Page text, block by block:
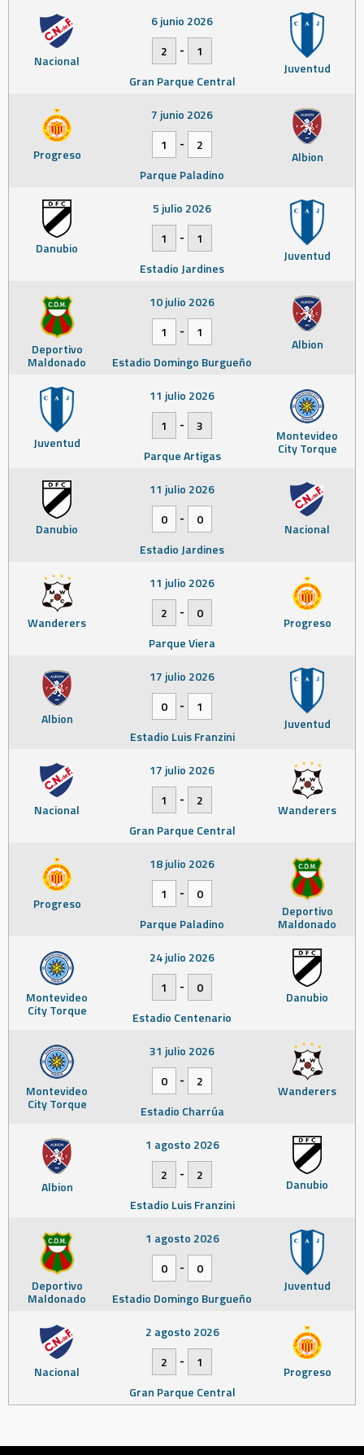
Nacional Juventud
6 junio 2026
2
-
1
Gran Parque Central
Progreso Albion
7 junio 2026
1
-
2
Parque Paladino
Danubio Juventud
5 julio 2026
1
-
1
Estadio Jardines
Deportivo
Maldonado
Albion
10 julio 2026
1
-
1
Estadio Domingo Burgueño
Juventud Montevideo
City Torque
11 julio 2026
1
-
3
Parque Artigas
Danubio Nacional
11 julio 2026
0
-
0
Estadio Jardines
Wanderers Progreso
11 julio 2026
2
-
0
Parque Viera
Albion Juventud
17 julio 2026
0
-
1
Estadio Luis Franzini
Nacional Wanderers
17 julio 2026
1
-
2
Gran Parque Central
Progreso Deportivo
Maldonado
18 julio 2026
1
-
0
Parque Paladino
Montevideo
City Torque
Danubio
24 julio 2026
1
-
0
Estadio Centenario
Montevideo
City Torque
Wanderers
31 julio 2026
0
-
2
Estadio Charrúa
Albion Danubio
1 agosto 2026
2
-
2
Estadio Luis Franzini
Deportivo
Maldonado
Juventud
1 agosto 2026
0
-
0
Estadio Domingo Burgueño
Nacional Progreso
2 agosto 2026
2
-
1
Gran Parque Central